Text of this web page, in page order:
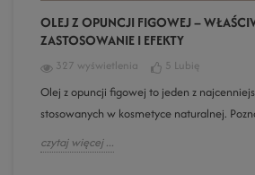
OLEJ Z OPUNCJI FIGOWEJ –
ZASTOSOWANIE I EFEKTY
327 wyświetlenia 5 Lubię
Olej z opuncji figowej to jeden z
stosowanych w kosmetyce naturalnej.
czytaj więcej ...